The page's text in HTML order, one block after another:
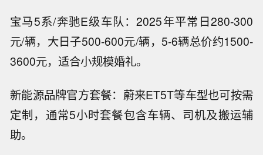
宝马5系/奔驰E级车队：2025年平常日280-300
元/辆，大日子500-600元/辆，5-6辆总价约1500-
3600元，适合小规模婚礼。
新能源品牌官方套餐：蔚来ET5T等车型也可按需
定制，通常5小时套餐包含车辆、司机及搬运辅
助。